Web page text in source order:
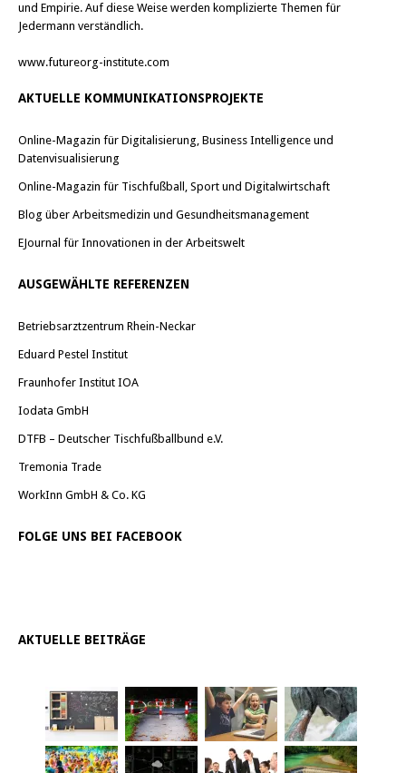
und Empirie. Auf diese Weise werden komplizierte Themen für
Jedermann verständlich.
www.futureorg-institute.com
AKTUELLE KOMMUNIKATIONSPROJEKTE
Online-Magazin für Digitalisierung, Business Intelligence und
Datenvisualisierung
Online-Magazin für Tischfußball, Sport und Digitalwirtschaft
Blog über Arbeitsmedizin und Gesundheitsmanagement
EJournal für Innovationen in der Arbeitswelt
AUSGEWÄHLTE REFERENZEN
Betriebsarztzentrum Rhein-Neckar
Eduard Pestel Institut
Fraunhofer Institut IOA
Iodata GmbH
DTFB – Deutscher Tischfußballbund e.V.
Tremonia Trade
WorkInn GmbH & Co. KG
FOLGE UNS BEI FACEBOOK
AKTUELLE BEITRÄGE